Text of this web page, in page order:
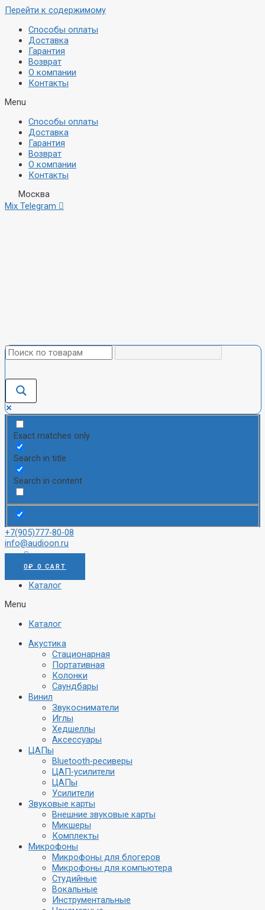
Перейти к содержимому
Способы оплаты
Доставка
Гарантия
Возврат
О компании
Контакты
Menu
Способы оплаты
Доставка
Гарантия
Возврат
О компании
Контакты
Москва
Mix Telegram
Exact matches only
Search in title
Search in content
+7(905)777-80-08
info@audioon.ru
0₽ 0 CART
Каталог
Menu
Каталог
Акустика
Стационарная
Портативная
Колонки
Саундбары
Винил
Звукосниматели
Иглы
Хедшеллы
Аксессуары
ЦАПы
Bluetooth-ресиверы
ЦАП-усилители
ЦАПы
Усилители
Звуковые карты
Внешние звуковые карты
Микшеры
Комплекты
Микрофоны
Микрофоны для блогеров
Микрофоны для компьютера
Студийные
Вокальные
Инструментальные